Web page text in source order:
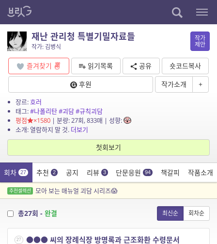
재난 관리청 특별기밀자료들
작가: 김병식
작가
제안
즐겨찾기 읽기목록 공유
숏코드복사
후원
작가소개 +
장르:호러
태그:#나폴리탄#괴담#규칙괴담
평점
×1580| 분량: 27회, 833매 | 성향:
소개: 열람하지 말 것. 더보기
첫회보기
회차 27 추천 2 공지 리뷰 3 단문응원 94 책갈피 작품소개
추천셀렉션 모아 보는 매뉴얼 괴담 시리즈😱
총27회 - 완결 최신순 회차순
27 ●●● 씨의 장례식장 방명록과 근조화환 수령문서